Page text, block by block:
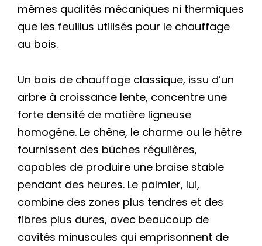
mêmes qualités mécaniques ni thermiques
que les feuillus utilisés pour le chauffage
au bois.
Un bois de chauffage classique, issu d’un
arbre à croissance lente, concentre une
forte densité de matière ligneuse
homogène. Le chêne, le charme ou le hêtre
fournissent des bûches régulières,
capables de produire une braise stable
pendant des heures. Le palmier, lui,
combine des zones plus tendres et des
fibres plus dures, avec beaucoup de
cavités minuscules qui emprisonnent de